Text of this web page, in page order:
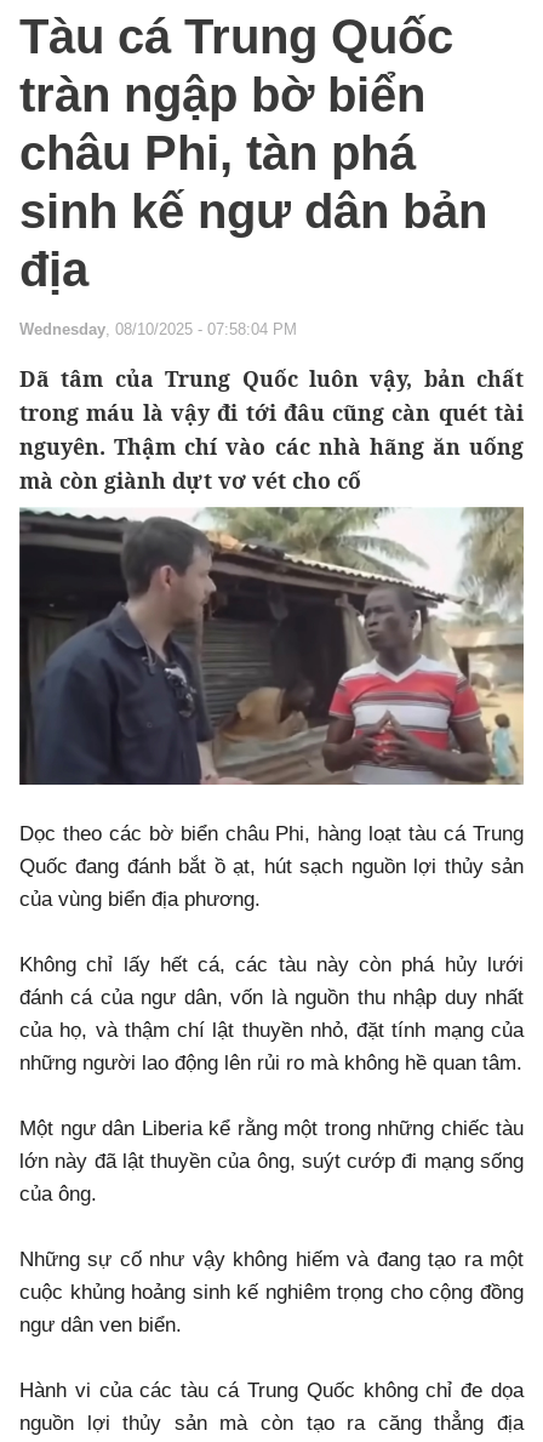
Tàu cá Trung Quốc
tràn ngập bờ biển
châu Phi, tàn phá
sinh kế ngư dân bản
địa
Wednesday, 08/10/2025 - 07:58:04 PM
Dã tâm của Trung Quốc luôn vậy, bản chất
trong máu là vậy đi tới đâu cũng càn quét tài
nguyên. Thậm chí vào các nhà hãng ăn uống
mà còn giành dựt vơ vét cho cố
Dọc theo các bờ biển châu Phi, hàng loạt tàu cá Trung
Quốc đang đánh bắt ồ ạt, hút sạch nguồn lợi thủy sản
của vùng biển địa phương.
Không chỉ lấy hết cá, các tàu này còn phá hủy lưới
đánh cá của ngư dân, vốn là nguồn thu nhập duy nhất
của họ, và thậm chí lật thuyền nhỏ, đặt tính mạng của
những người lao động lên rủi ro mà không hề quan tâm.
Một ngư dân Liberia kể rằng một trong những chiếc tàu
lớn này đã lật thuyền của ông, suýt cướp đi mạng sống
của ông.
Những sự cố như vậy không hiếm và đang tạo ra một
cuộc khủng hoảng sinh kế nghiêm trọng cho cộng đồng
ngư dân ven biển.
Hành vi của các tàu cá Trung Quốc không chỉ đe dọa
nguồn lợi thủy sản mà còn tạo ra căng thẳng địa